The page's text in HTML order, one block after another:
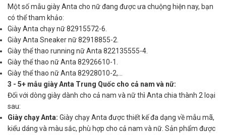
Một số mẫu giày Anta cho nữ đang được ưa chuộng hiện nay, bạn
có thể tham khảo:
Giày Anta chạy nữ 82915572-6.
Giày Anta Sneaker nữ 82918855-2.
Giày thể thao running nữ Anta 822135555-4.
Giày thể thao nữ Anta 82926610-1.
Giày thể thao nữ Anta 82928010-2,...
3 - 5+ mẫu giày Anta Trung Quốc cho cả nam và nữ:
Đối với dòng giày dành cho cả nam và nữ thì Anta chia thành 2 loại
sau:
Giày chạy Anta: Giày chạy Anta được thiết kế đa dạng về mẫu mã,
kiểu dáng và màu sắc, phù hợp cho cả nam và nữ. Sản phẩm được